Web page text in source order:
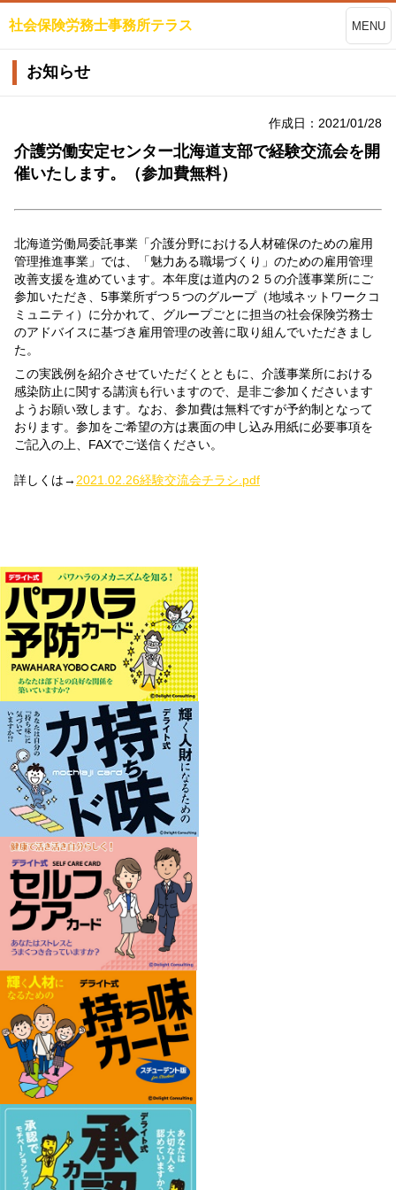
社会保険労務士事務所テラス MENU
お知らせ
作成日：2021/01/28
介護労働安定センター北海道支部で経験交流会を開
催いたします。（参加費無料）
北海道労働局委託事業「介護分野における人材確保のための雇用
管理推進事業」では、「魅力ある職場づくり」のための雇用管理
改善支援を進めています。本年度は道内の２５の介護事業所にご
参加いただき、5事業所ずつ５つのグループ（地域ネットワークコ
ミュニティ）に分かれて、グループごとに担当の社会保険労務士
のアドバイスに基づき雇用管理の改善に取り組んでいただきまし
た。
この実践例を紹介させていただくとともに、介護事業所における
感染防止に関する講演も行いますので、是非ご参加くださいます
ようお願い致します。なお、参加費は無料ですが予約制となって
おります。参加をご希望の方は裏面の申し込み用紙に必要事項を
ご記入の上、FAXでご送信ください。
詳しくは→2021.02.26経験交流会チラシ.pdf